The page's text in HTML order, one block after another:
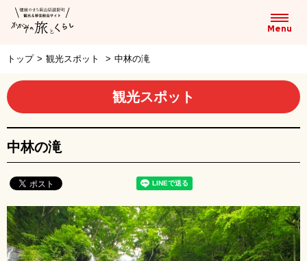
トップ > 観光スポット > 中林の滝
観光スポット
中林の滝